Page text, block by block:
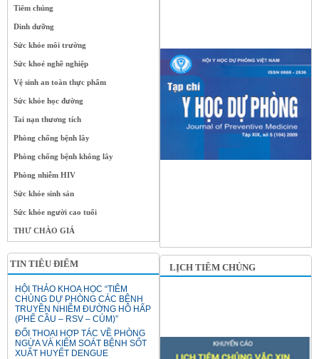
Tiêm chủng
Dinh dưỡng
Sức khỏe môi trường
Sức khoẻ nghề nghiệp
Vệ sinh an toàn thực phẩm
Sức khỏe học đường
Tai nạn thương tích
Phòng chống bệnh lây
Phòng chống bệnh không lây
Phòng nhiễm HIV
Sức khỏe sinh sản
Sức khỏe người cao tuổi
THƯ CHÀO GIÁ
TIN TIÊU ĐIỂM
HỘI THẢO KHOA HỌC “TIÊM
CHỦNG DỰ PHÒNG CÁC BỆNH
TRUYỀN NHIỄM ĐƯỜNG HÔ HẤP
(PHẾ CẦU – RSV – CÚM)”
ĐỐI THOẠI HỢP TÁC VỀ PHÒNG
NGỪA VÀ KIỂM SOÁT BỆNH SỐT
XUẤT HUYẾT DENGUE
LỊCH TIÊM CHỦNG